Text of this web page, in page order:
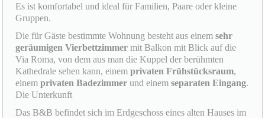
Es ist komfortabel und ideal für Familien, Paare oder kleine
Gruppen.
Die für Gäste bestimmte Wohnung besteht aus einemsehr
geräumigen Vierbettzimmer mit Balkon mit Blick auf die
Via Roma, von dem aus man die Kuppel der berühmten
Kathedrale sehen kann, einemprivaten Frühstücksraum,
einemprivaten Badezimmer und einemseparaten Eingang.
Die Unterkunft
Das B&B befindet sich im Erdgeschoss eines alten Hauses im